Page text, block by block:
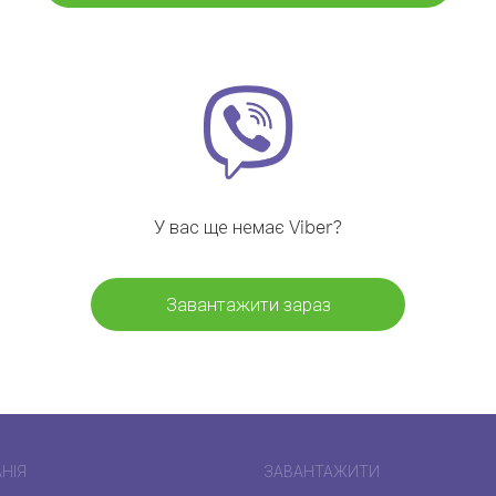
У вас ще немає Viber?
Завантажити зараз
ЗАВАНТАЖИТИ